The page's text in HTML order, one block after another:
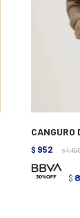
CANGURO
$ 952 $
$